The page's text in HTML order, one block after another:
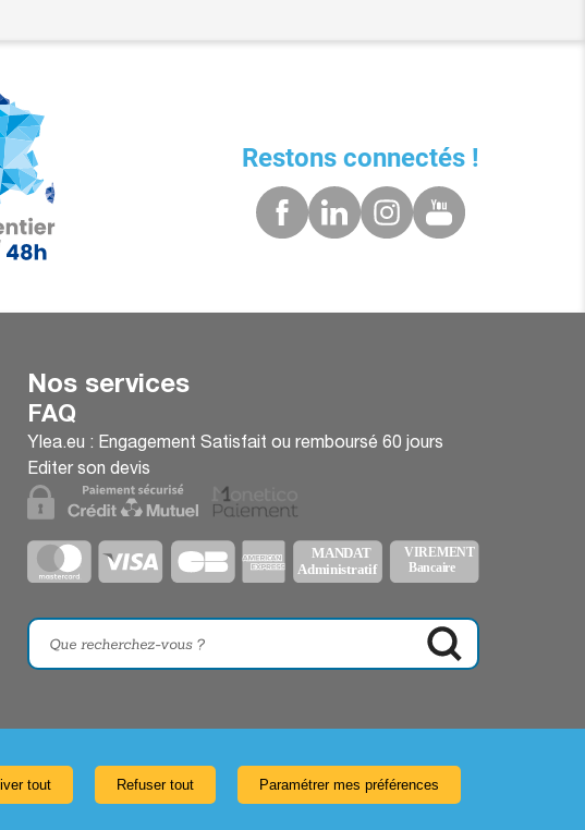
tout Refuser tout Paramétrer mes préférences
Restons connectés !
Nos services
FAQ
Ylea.eu : Engagement Satisfait ou remboursé 60 jours
Editer son devis